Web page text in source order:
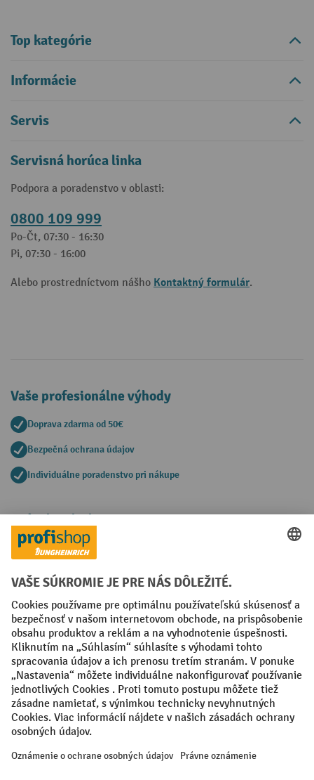
Top kategórie
Informácie
Servis
Servisná horúca linka
Podpora a poradenstvo v oblasti:
0800 109 999
Po-Čt, 07:30 - 16:30
Pi, 07:30 - 16:00
Alebo prostredníctvom nášho Kontaktný formulár.
Vaše profesionálne výhody
Doprava zdarma od 50€
Bezpečná ochrana údajov
Individuálne poradenstvo pri nákupe
Spôsoby platby
Creditcard (Master)Creditcard (Visa)
Faktúra Predplatba
Sociálne siete
Facebook
YouTube
LinkedIn
Nastavenia ochrany osobných údajov
All prices excl. VAT plusshipping costsand possible delivery charges,